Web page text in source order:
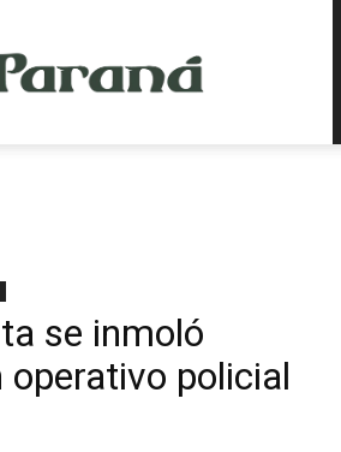
se inmoló
operativo policial